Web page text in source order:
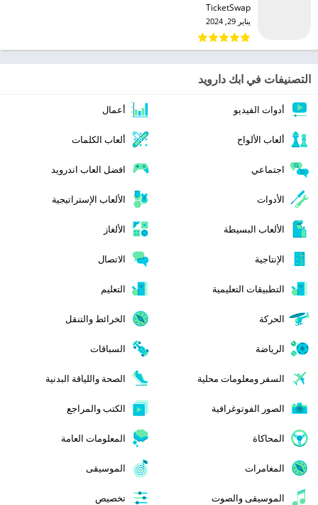
TicketSwap‏
يناير 29, 2024
التصنيفات في ابك دارويد
أدوات الفيديو أعمال
ألعاب الألواح ألعاب الكلمات
اجتماعي افضل العاب اندرويد
الأدوات الألعاب الإستراتيجية
الألعاب البسيطة الألغاز
الإنتاجية الاتصال
التطبيقات التعليمية التعليم
الحركة الخرائط والتنقل
الرياضة السباقات
السفر ومعلومات محلية الصحة واللياقة البدنية
الصور الفوتوغرافية الكتب والمراجع
المحاكاة المعلومات العامة
المغامرات الموسيقى
الموسيقى والصوت تخصيص